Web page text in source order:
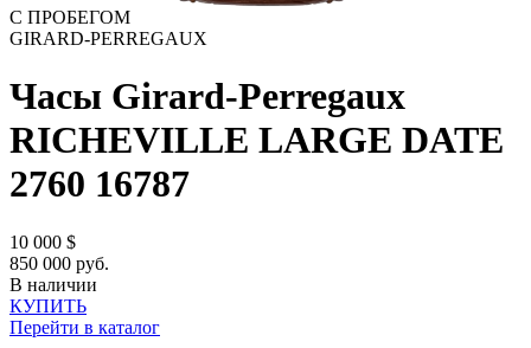
С ПРОБЕГОМ
GIRARD-PERREGAUX
Часы Girard-Perregaux
RICHEVILLE LARGE DATE
2760 16787
10 000 $
850 000 руб.
В наличии
КУПИТЬ
Перейти в каталог